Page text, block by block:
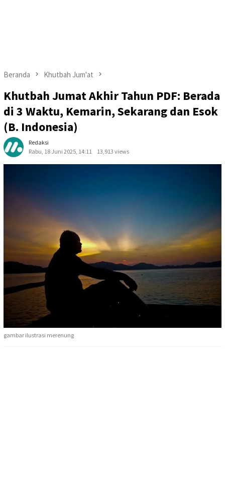
Beranda Khutbah Jum'at
Khutbah Jumat Akhir Tahun PDF: Berada
di 3 Waktu, Kemarin, Sekarang dan Esok
(B. Indonesia)
Redaksi
Rabu, 18 Juni 2025, 14:11
13,913 views
gambar ilustrasi merenung